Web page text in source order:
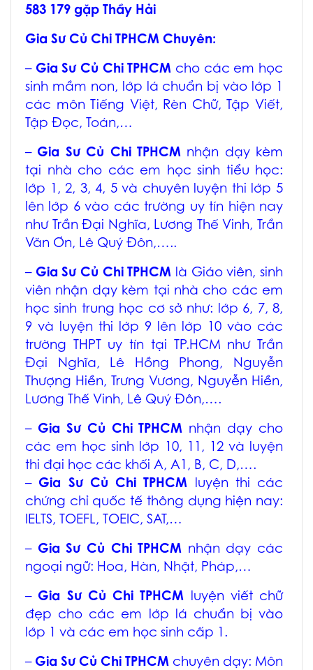
583 179 gặp Thầy Hải
Gia Sư Củ Chi TPHCM Chuyên:
– Gia Sư Củ Chi TPHCM cho các em học
sinh mầm non, lớp lá chuẩn bị vào lớp 1
các môn Tiếng Việt, Rèn Chữ, Tập Viết,
Tập Đọc, Toán,…
– Gia Sư Củ Chi TPHCMnhận dạy kèm
tại nhà cho các em học sinh tiểu học:
lớp 1, 2, 3, 4, 5 và chuyên luyện thi lớp 5
lên lớp 6 vào các trường uy tín hiện nay
như Trần Đại Nghĩa, Lương Thế Vinh, Trần
Văn Ơn, Lê Quý Đôn,…..
– Gia Sư Củ Chi TPHCM là Giáo viên, sinh
viên nhận dạy kèm tại nhà cho các em
học sinh trung học cơ sở như: lớp 6, 7, 8,
9 và luyện thi lớp 9 lên lớp 10 vào các
trường THPT uy tín tại TP.HCM như Trần
Đại Nghĩa, Lê Hồng Phong, Nguyễn
Thượng Hiền, Trưng Vương, Nguyễn Hiền,
Lương Thế Vinh, Lê Quý Đôn,….
– Gia Sư Củ Chi TPHCM nhận dạy cho
các em học sinh lớp 10, 11, 12 và luyện
thi đại học các khối A, A1, B, C, D,….
– Gia Sư Củ Chi TPHCM luyện thi các
chứng chỉ quốc tế thông dụng hiện nay:
IELTS, TOEFL, TOEIC, SAT,…
– Gia Sư Củ Chi TPHCM nhận dạy các
ngoại ngữ: Hoa, Hàn, Nhật, Pháp,…
– Gia Sư Củ Chi TPHCM luyện viết chữ
đẹp cho các em lớp lá chuẩn bị vào
lớp 1 và các em học sinh cấp 1.
– Gia Sư Củ Chi TPHCM chuyên dạy: Môn